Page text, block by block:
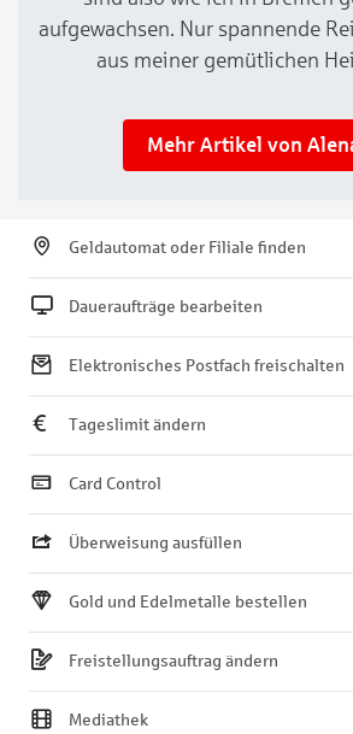
aufgewachsen. Nur spannende
aus meiner gemütlichen
Mehr Artikel von
Geldautomat oder Filiale finden
Daueraufträge bearbeiten
Elektronisches Postfach freischalten
Tageslimit ändern
Card Control
Überweisung ausfüllen
Gold und Edelmetalle bestellen
Freistellungsauftrag ändern
Mediathek